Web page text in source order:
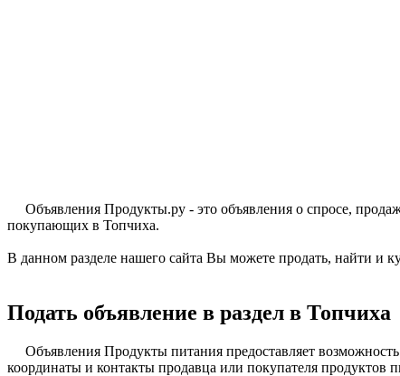
Объявления Продукты.ру - это объявления о спросе,
покупающих в Топчиха.
В данном разделе нашего сайта Вы можете продать, найти и
Подать объявление в раздел в Топчиха
Объявления Продукты питания предоставляет
координаты и контакты продавца или покупателя продуктов